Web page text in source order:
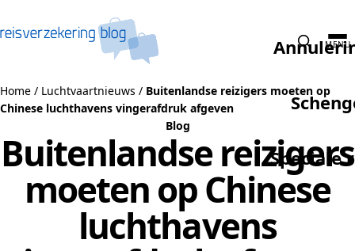
Speciale
MENU
Home / Luchtvaartnieuws / Buitenlandse reizigers moeten op
Chinese luchthavens vingerafdruk afgeven
Blog
Buitenlandse reizigers
moeten op Chinese
luchthavens